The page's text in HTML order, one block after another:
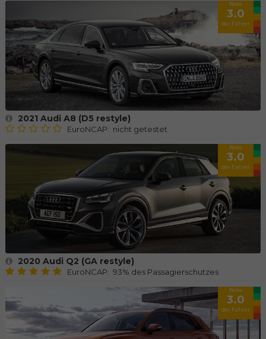
Note
3.0
der Fahrer
2021 Audi A8 (D5 restyle)
EuroNCAP: nicht getestet
Note
3.0
der Fahrer
2020 Audi Q2 (GA restyle)
EuroNCAP: 93% des Passagierschutzes
Note
3.0
der Fahrer